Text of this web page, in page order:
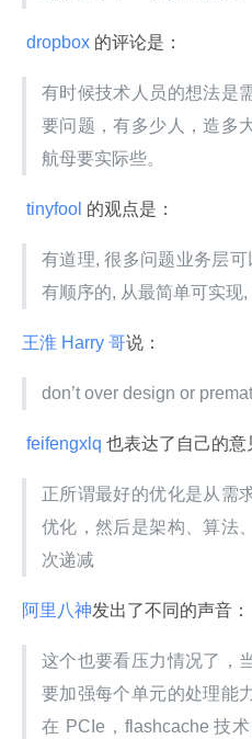
dropbox 的评论是：
有时候技术人员的想法是
要问题，有多少人，造多
航母要实际些。
tinyfool 的观点是：
有道理, 很多问题业务层
有顺序的, 从最简单可实现
王淮 Harry 哥说：
don’t over design or
feifengxlq 也表达了自己的意
正所谓最好的优化是从需
优化，然后是架构、算法
次递减
阿里八神发出了不同的声音：
这个也要看压力情况了，
要加强每个单元的处理能
在 PCIe，flashcache 技